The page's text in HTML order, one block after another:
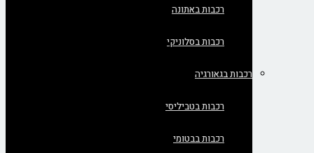
רכבות באתונה
רכבות בסלוניקי
רכבות בגאורגיה
רכבות בטביליסי
רכבות בבטומי